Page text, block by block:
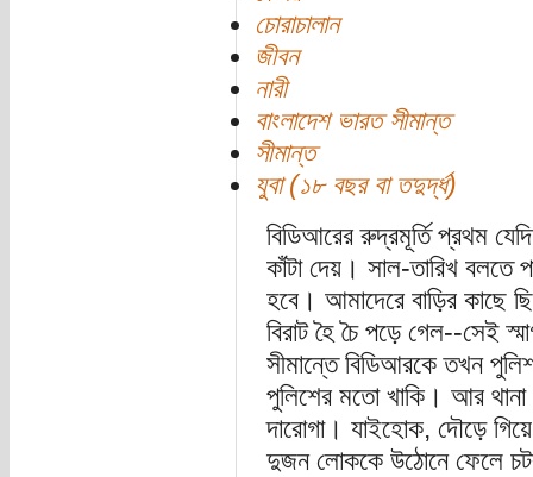
চোরাচালান
জীবন
নারী
বাংলাদেশ ভারত সীমান্ত
সীমান্ত
যুবা (১৮ বছর বা তদুর্দ্ধ)
বিডিআরের রুদ্রমূর্তি প্রথম
কাঁটা দেয়। সাল-তারিখ
হবে। আমাদেরে বাড়ির কাছে
বিরাট হৈ চৈ পড়ে গেল--সেই
সীমান্তে বিডিআরকে তখন
পুলিশের মতো খাকি। আর থানা
দারোগা। যাইহোক, দৌড়ে
দুজন লোককে উঠোনে ফেলে